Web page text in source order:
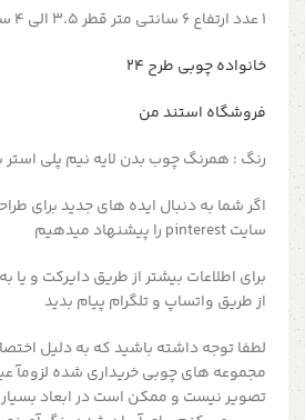
۱ عدد ارتفاع ۶ سانتی متر قطر 3.5 الی 4 سانتی متر
خانواده چوبی طرح ۲۴
فروشگاه استند من
رنگ : همرنگ چوب بدن لایه نیم پلی استر
اگر شما به دنبال ایده های جدید برای
سایت pinterest را پیشنهاد میدهیم
از طریق واتساپ و تلگرام پیام بدید
لطفا توجه داشته باشید که به دلیل
مجموعه های چوبی خریداری شده لزومآ
تصویر نیست و ممکن است در ابعاد